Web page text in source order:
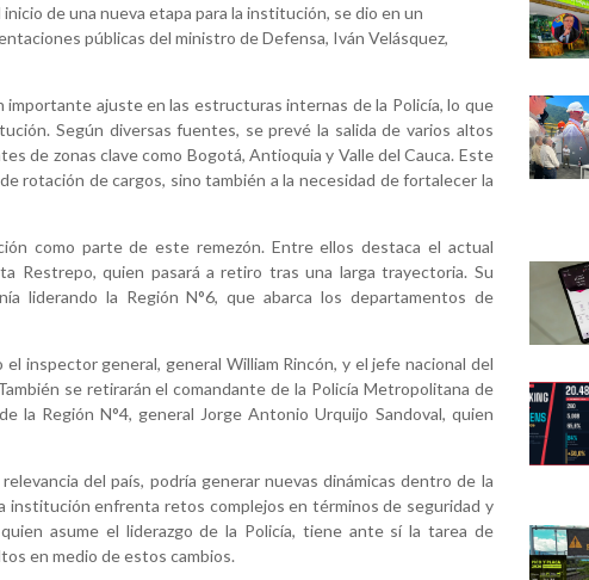
de una nueva etapa para la institución, se dio en un
públicas del ministro de Defensa, Iván Velásquez,
importante ajuste en las estructuras internas de la Policía, lo que
Según diversas fuentes, se prevé la salida de varios altos
de zonas clave como Bogotá, Antioquia y Valle del Cauca. Este
rotación de cargos, sino también a la necesidad de fortalecer la
como parte de este remezón. Entre ellos destaca el actual
Restrepo, quien pasará a retiro tras una larga trayectoria. Su
liderando la Región N°6, que abarca los departamentos de
inspector general, general William Rincón, y el jefe nacional del
se retirarán el comandante de la Policía Metropolitana de
la Región N°4, general Jorge Antonio Urquijo Sandoval, quien
del país, podría generar nuevas dinámicas dentro de la
institución enfrenta retos complejos en términos de seguridad y
asume el liderazgo de la Policía, tiene ante sí la tarea de
en medio de estos cambios.